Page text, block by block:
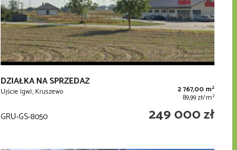
DZIAŁKA NA SPRZEDAŻ
Ujście (gw), Kruszewo 2 767,00 m2
89,99 zł/m2
GRU-GS-8050 249 000 zł